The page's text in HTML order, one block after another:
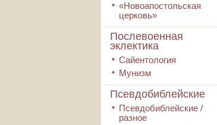
«Новоапостольская
церковь»
Послевоенная
эклектика
Сайентология
Мунизм
Псевдобиблейские
Псевдобиблейские /
разное